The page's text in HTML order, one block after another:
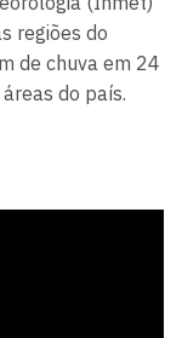
regiões do
de chuva em 24
do país.